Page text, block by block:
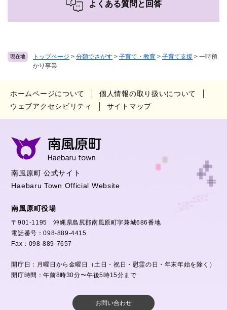
現在地 トップページ > 分類でさがす > 子育て・教育 > 子育て支援 > 一時預
かり事業
よくある質問と回答
ホームページについて
個人情報の取り扱いについて
ウェブアクセシビリティ
サイトマップ
南風原町 公式サイト
Haebaru Town Official Website
南風原町役場
〒901-1195 沖縄県島尻郡南風原町字兼城686番地
電話番号：098-889-4415
Fax：098-889-7657
開庁日：月曜日から金曜日（土日・祝日・慰霊の日・年末年始を除く）
開庁時間：午前8時30分〜午後5時15分まで
お問い合わせ